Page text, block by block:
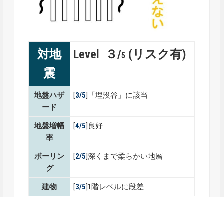
対地
震
Level ３/5 (リスク有)
地盤ハザ
ード
[3/5]「埋没谷」に該当
地盤増幅
率
[4/5]良好
ボーリン
グ
[2/5]深くまで柔らかい地層
建物 [3/5]1階レベルに段差